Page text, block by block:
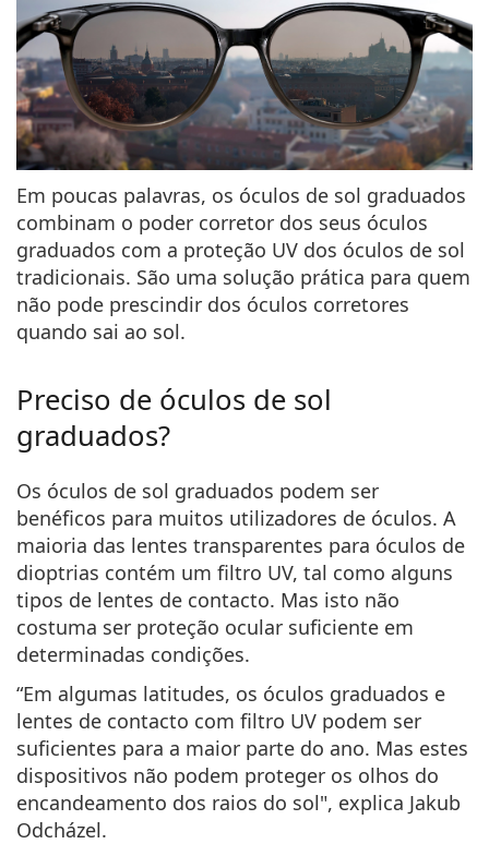
Em poucas palavras, os óculos de sol graduados
combinam o poder corretor dos seus óculos
graduados com a proteção UV dos óculos de sol
tradicionais. São uma solução prática para quem
não pode prescindir dos óculos corretores
quando sai ao sol.
Preciso de óculos de sol
graduados?
Os óculos de sol graduados podem ser
benéficos para muitos utilizadores de óculos. A
maioria das lentes transparentes para óculos de
dioptrias contém um filtro UV, tal como alguns
tipos de lentes de contacto. Mas isto não
costuma ser proteção ocular suficiente em
determinadas condições.
“Em algumas latitudes, os óculos graduados e
lentes de contacto com filtro UV podem ser
suficientes para a maior parte do ano. Mas estes
dispositivos não podem proteger os olhos do
encandeamento dos raios do sol", explica Jakub
Odcházel.